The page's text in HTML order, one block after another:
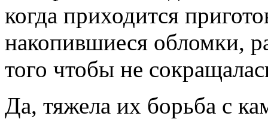
когда приходится
накопившиеся обломки,
того чтобы не
Да, тяжела их борьба с